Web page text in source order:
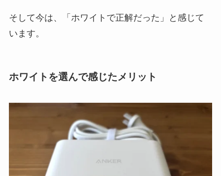
そして今は、「ホワイトで正解だった」と感じて
います。
ホワイトを選んで感じたメリット